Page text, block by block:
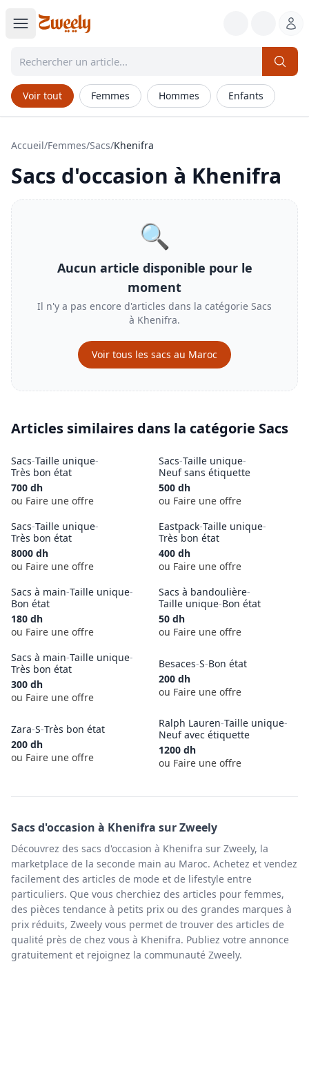
Voir tout Femmes Hommes Enfants
Accueil/Femmes/Sacs/Khenifra
Sacs d'occasion à Khenifra
🔍
Aucun article disponible pour le
moment
Il n'y a pas encore d'articles dans la catégorie Sacs
à Khenifra.
Voir tous les sacs au Maroc
Articles similaires dans la catégorie Sacs
Sacs-Taille unique-
Très bon état
700 dh
ou Faire une offre
Sacs-Taille unique-
Neuf sans étiquette
500 dh
ou Faire une offre
Sacs-Taille unique-
Très bon état
8000 dh
ou Faire une offre
Eastpack-Taille unique-
Très bon état
400 dh
ou Faire une offre
Sacs à main-Taille unique-
Bon état
180 dh
ou Faire une offre
Sacs à bandoulière-
Taille unique-Bon état
50 dh
ou Faire une offre
Sacs à main-Taille unique-
Très bon état
300 dh
ou Faire une offre
Besaces-S-Bon état
200 dh
ou Faire une offre
Zara-S-Très bon état
200 dh
ou Faire une offre
Ralph Lauren-Taille unique-
Neuf avec étiquette
1200 dh
ou Faire une offre
Sacsd'occasion à Khenifra sur Zweely
Découvrez des sacs d'occasion à Khenifra sur Zweely, la
marketplace de la seconde main au Maroc. Achetez et vendez
facilement des articles de mode et de lifestyle entre
particuliers. Que vous cherchiez des articles pour femmes,
des pièces tendance à petits prix ou des grandes marques à
prix réduits, Zweely vous permet de trouver des articles de
qualité près de chez vous à Khenifra. Publiez votre annonce
gratuitement et rejoignez la communauté Zweely.